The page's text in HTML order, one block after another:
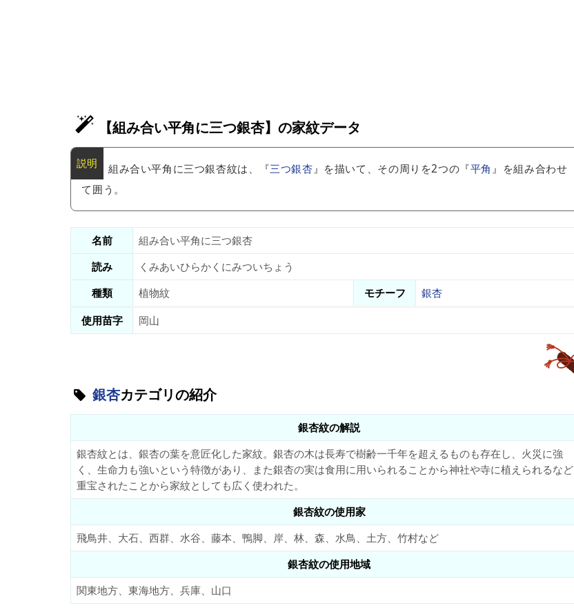
【組み合い平角に三つ銀杏】の家紋データ
組み合い平角に三つ銀杏紋は、『三つ銀杏』を描いて、その周りを2つの『平角 』を組み合わせ
て囲う。
名前
組み合い平角に三つ銀杏
読み
くみあいひらかくにみついちょう
種類
植物紋 モチーフ
銀杏
使用苗字
岡山
銀杏カテゴリの紹介
銀杏紋の解説
銀杏紋とは、銀杏の葉を意匠化した家紋。銀杏の木は長寿で樹齢一千年を超えるものも存在し、火災に強
く、生命力も強いという特徴があり、また銀杏の実は食用に用いられることから神社や寺に植えられるなど
重宝されたことから家紋としても広く使われた。
銀杏紋の使用家
飛鳥井、大石、西群、水谷、藤本、鴨脚、岸、林、森、水鳥、土方、竹村など
銀杏紋の使用地域
関東地方、東海地方、兵庫、山口